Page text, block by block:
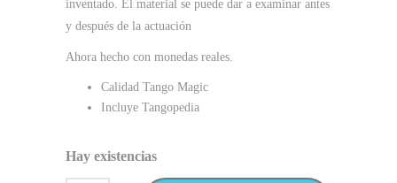
inventado. El material se puede dar a examinar antes
y después de la actuación
Ahora hecho con monedas reales.
Calidad Tango Magic
Incluye Tangopedia
Hay existencias